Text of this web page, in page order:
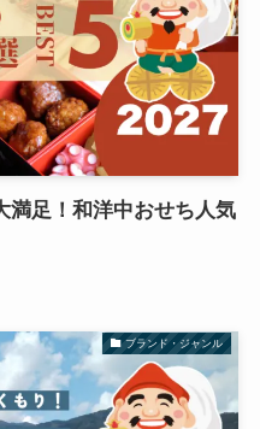
満足！和洋中おせち人気
ブランド・ジャンル